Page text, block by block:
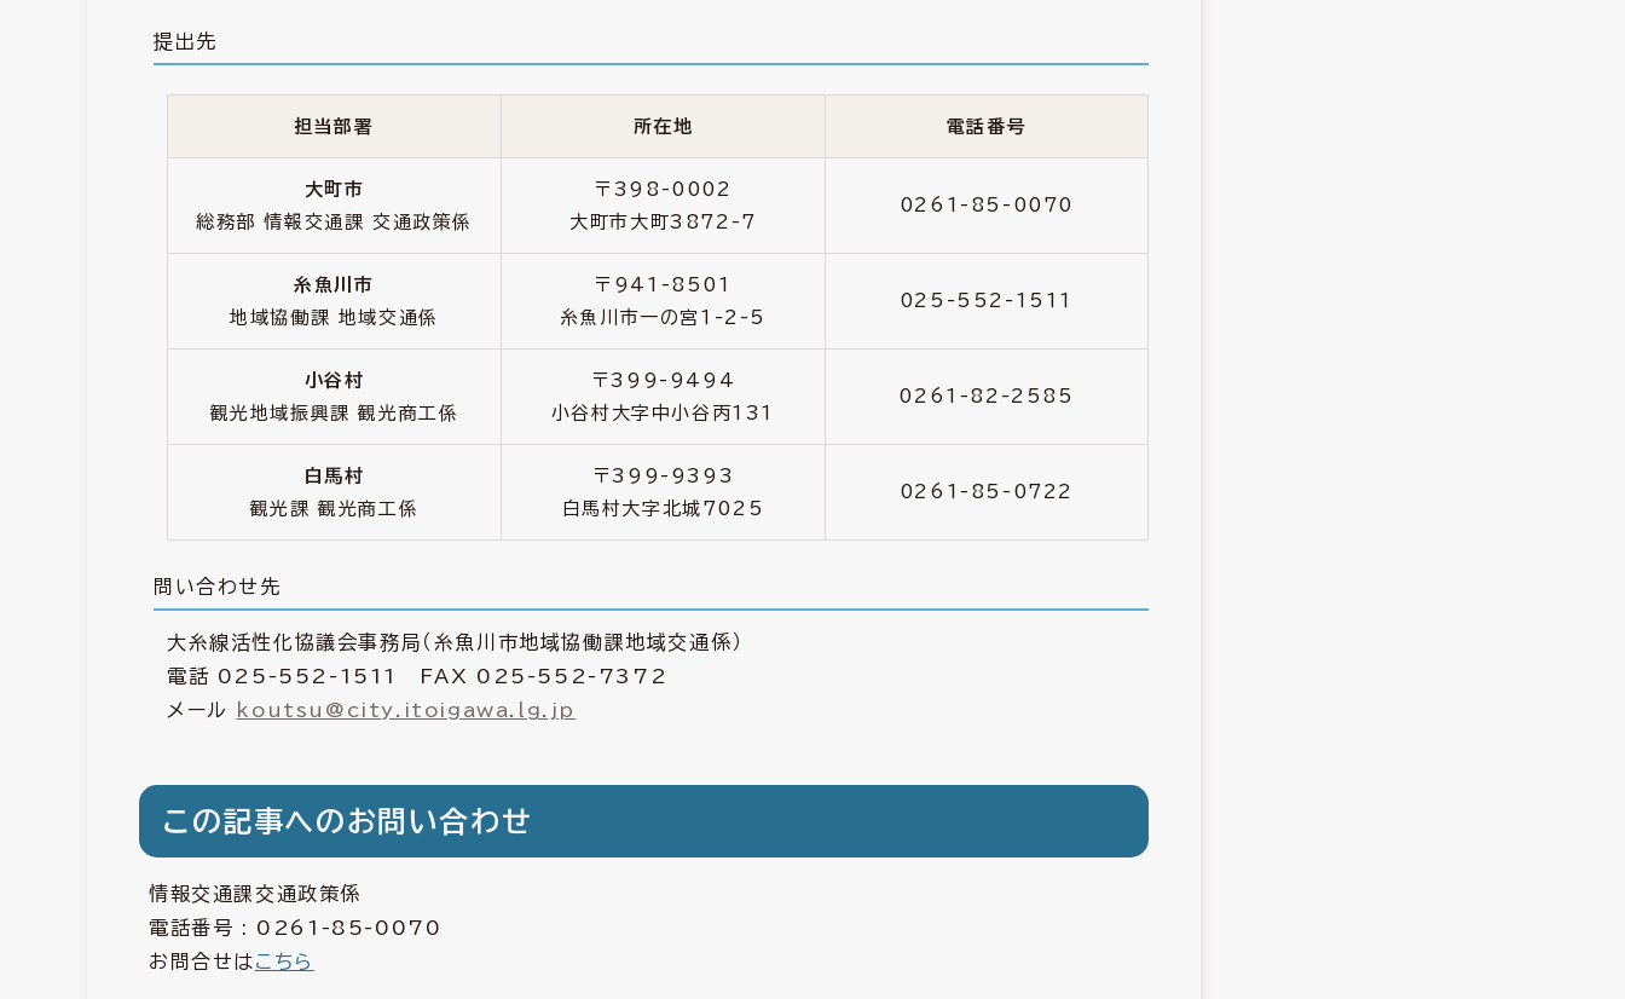
提出先
担当部署 所在地 電話番号
大町市
総務部 情報交通課 交通政策係
〒398-0002
大町市大町3872-7
0261-85-0070
糸魚川市
地域協働課 地域交通係
〒941-8501
糸魚川市一の宮1-2-5
025-552-1511
小谷村
観光地域振興課 観光商工係
〒399-9494
小谷村大字中小谷丙131
0261-82-2585
白馬村
観光課 観光商工係
〒399-9393
白馬村大字北城7025
0261-85-0722
問い合わせ先
大糸線活性化協議会事務局（糸魚川市地域協働課地域交通係）
電話 025-552-1511 FAX 025-552-7372
メール
koutsu@city.itoigawa.lg.jp
この記事へのお問い合わせ
情報交通課交通政策係
電話番号 : 0261-85-0070
お問合せはこちら